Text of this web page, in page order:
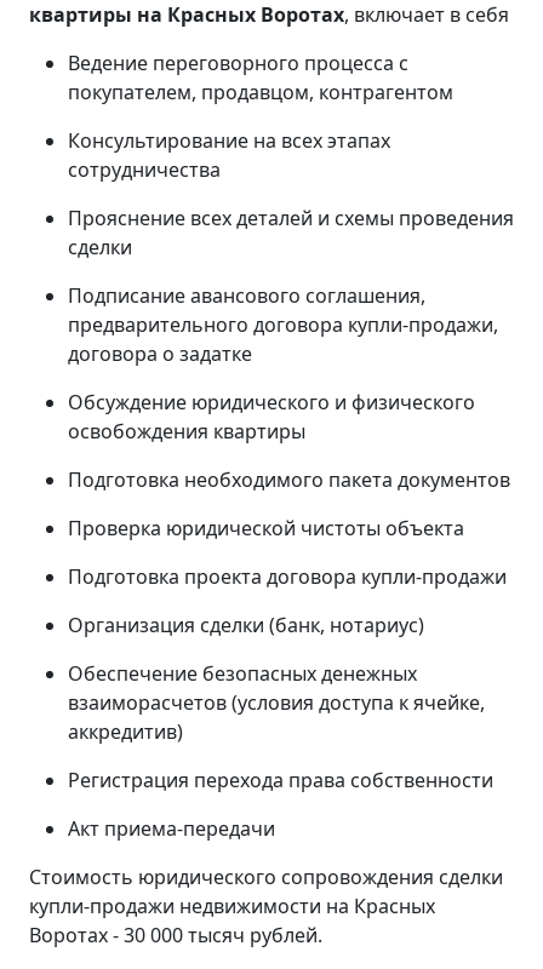
квартиры на Красных Воротах, включает в себя
Ведение переговорного процесса с
покупателем, продавцом, контрагентом
Консультирование на всех этапах
сотрудничества
Прояснение всех деталей и схемы проведения
сделки
Подписание авансового соглашения,
предварительного договора купли-продажи,
договора о задатке
Обсуждение юридического и физического
освобождения квартиры
Подготовка необходимого пакета документов
Проверка юридической чистоты объекта
Подготовка проекта договора купли-продажи
Организация сделки (банк, нотариус)
Обеспечение безопасных денежных
взаиморасчетов (условия доступа к ячейке,
аккредитив)
Регистрация перехода права собственности
Акт приема-передачи
Стоимость юридического сопровождения сделки
купли-продажи недвижимости на Красных
Воротах - 30 000 тысяч рублей.